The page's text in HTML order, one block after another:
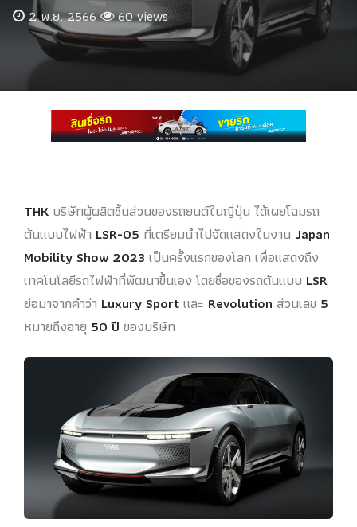
2 พ.ย. 2566 60 views
THK บริษัทผู้ผลิตชิ้นส่วนของรถยนต์ในญี่ปุ่น ได้เผยโฉมรถ
ต้นแบบไฟฟ้า LSR-05 ที่เตรียมนำไปจัดแสดงในงาน Japan
Mobility Show 2023 เป็นครั้งแรกของโลก เพื่อแสดงถึง
เทคโนโลยีรถไฟฟ้าที่พัฒนาขึ้นเอง โดยชื่อของรถต้นแบบ LSR
ย่อมาจากคำว่า Luxury Sportและ Revolution ส่วนเลข 5
หมายถึงอายุ 50 ปี ของบริษัท